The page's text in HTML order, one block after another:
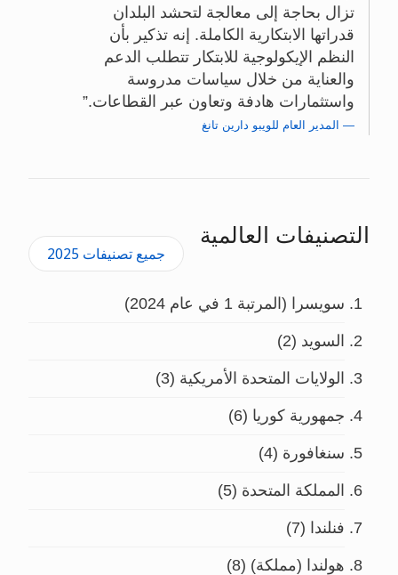
تزال بحاجة إلى معالجة لتحشد البلدان
قدراتها الابتكارية الكاملة. إنه تذكير بأن
النظم الإيكولوجية للابتكار تتطلب الدعم
والعناية من خلال سياسات مدروسة
واستثمارات هادفة وتعاون عبر القطاعات.
المدير العام للويبو دارين تانغ
التصنيفات العالمية
جميع تصنيفات 2025
سويسرا (المرتبة 1 في عام 2024)
السويد (2)
الولايات المتحدة الأمريكية (3)
جمهورية كوريا (6)
سنغافورة (4)
المملكة المتحدة (5)
فنلندا (7)
هولندا (مملكة) (8)